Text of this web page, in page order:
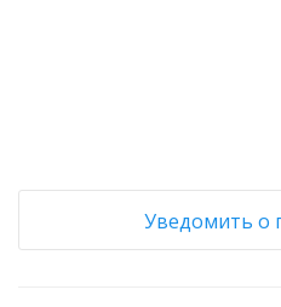
Уведомить о